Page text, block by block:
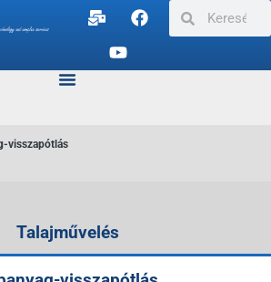
visszapótlás
Talajművelés